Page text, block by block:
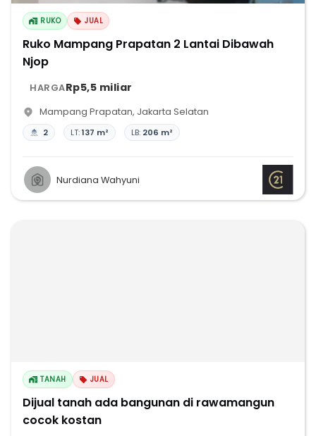
RUKO JUAL
Ruko Mampang Prapatan 2 Lantai Dibawah
Njop
HARGARp5,5 miliar
Mampang Prapatan, Jakarta Selatan
2 LT:137 m² LB: 206 m²
Nurdiana Wahyuni
TANAH JUAL
Dijual tanah ada bangunan di rawamangun
cocok kostan